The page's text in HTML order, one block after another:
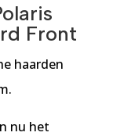
Front
haarden
nu het